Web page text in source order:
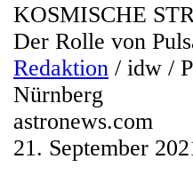
KOSMISCHE
Der Rolle von
Redaktion / idw /
Nürnberg
astronews.com
21. September